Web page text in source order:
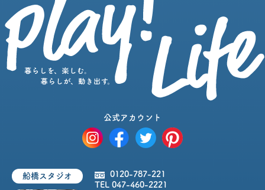
公式アカウント
船橋スタジオ
0120-787-221
TEL 047-460-2221